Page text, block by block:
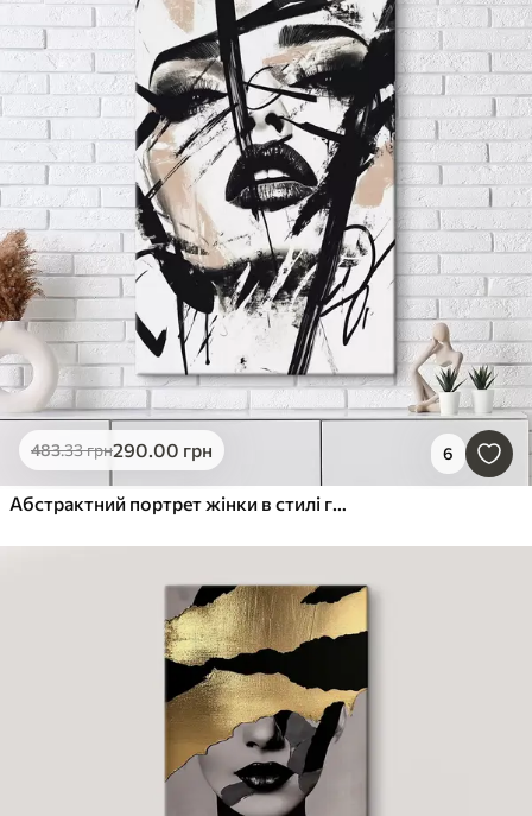
483.33грн290.00 грн 6
Абстрактний портрет жінки в стилі графіті